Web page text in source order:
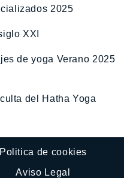
2025
XXI
de yoga Verano 2025
del Hatha Yoga
Politica de cookies
Aviso Legal